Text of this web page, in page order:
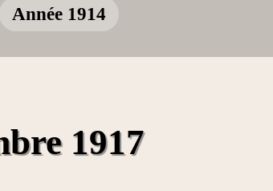
Année 1914
1917